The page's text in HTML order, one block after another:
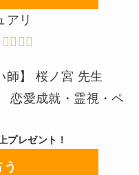
アリ
師】 桜ノ宮 先生
恋愛成就・霊視・ペ
プレゼント！